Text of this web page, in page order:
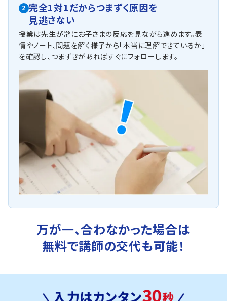
2 完全1対1だからつまずく原因を
見逃さない
授業は先生が常にお子さまの反応を見ながら進めます。表
情やノート、問題を解く様子から「本当に理解できているか」
を確認し、つまずきがあればすぐにフォローします。
万が一、合わなかった場合は
無料で講師の交代も可能！